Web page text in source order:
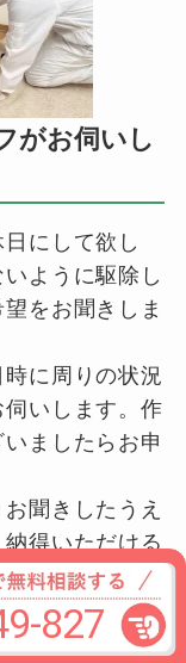
がお伺いし
にして欲し
ように駆除し
をお聞きしま
に周りの状況
いします。作
ましたらお申
聞きしたうえ
得いただける
す。
827